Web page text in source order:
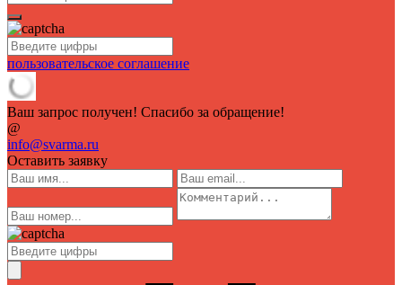
пользовательское соглашение
Ваш запрос получен! Спасибо за обращение!
@
info@svarma.ru
Оставить заявку